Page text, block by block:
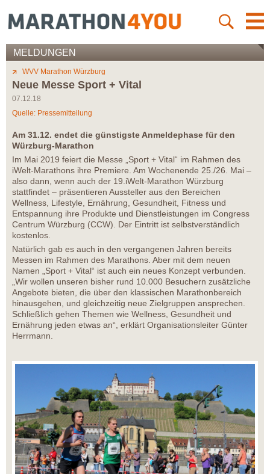
MELDUNGEN
WVV Marathon Würzburg
Neue Messe Sport + Vital
07.12.18
Quelle: Pressemitteilung
Am 31.12. endet die günstigste Anmeldephase für den
Würzburg-Marathon
Im Mai 2019 feiert die Messe „Sport + Vital“ im Rahmen des
iWelt-Marathons ihre Premiere. Am Wochenende 25./26. Mai –
also dann, wenn auch der 19.iWelt-Marathon Würzburg
stattfindet – präsentieren Aussteller aus den Bereichen
Wellness, Lifestyle, Ernährung, Gesundheit, Fitness und
Entspannung ihre Produkte und Dienstleistungen im Congress
Centrum Würzburg (CCW). Der Eintritt ist selbstverständlich
kostenlos.
Natürlich gab es auch in den vergangenen Jahren bereits
Messen im Rahmen des Marathons. Aber mit dem neuen
Namen „Sport + Vital“ ist auch ein neues Konzept verbunden.
„Wir wollen unseren bisher rund 10.000 Besuchern zusätzliche
Angebote bieten, die über den klassischen Marathonbereich
hinausgehen, und gleichzeitig neue Zielgruppen ansprechen.
Schließlich gehen Themen wie Wellness, Gesundheit und
Ernährung jeden etwas an“, erklärt Organisationsleiter Günter
Herrmann.